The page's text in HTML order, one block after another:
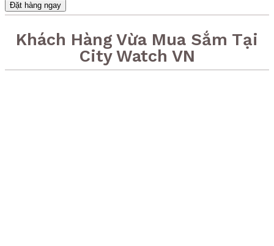
Đặt hàng ngay
Khách Hàng Vừa Mua Sắm Tại
City Watch VN